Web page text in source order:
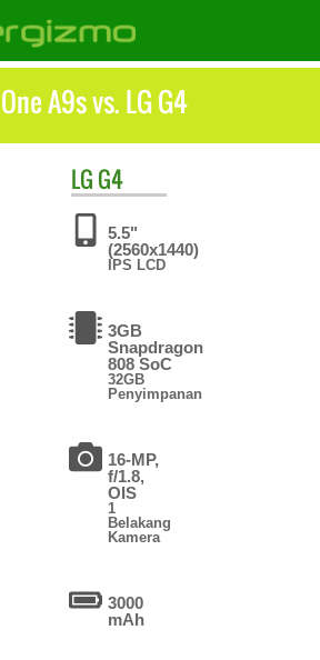
A9s vs. LG G4
LG G4
5.5"
(2560x1440)
IPS LCD
3GB
Snapdragon
808 SoC
32GB
Penyimpanan
16-MP,
f/1.8,
OIS
1
Belakang
Kamera
3000
mAh